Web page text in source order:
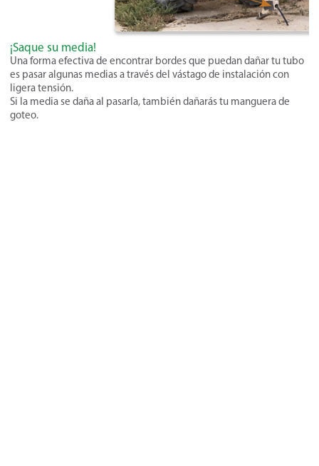
¡Saque su media!
Una forma efectiva de encontrar bordes que puedan dañar tu tubo
es pasar algunas medias a través del vástago de instalación con
ligera tensión.
Si la media se daña al pasarla, también dañarás tu manguera de
goteo.